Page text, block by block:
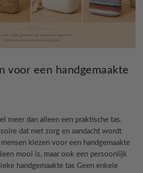
voor een handgemaakte
meer dan alleen een praktische tas.
dat met zorg en aandacht wordt
kiezen voor een handgemaakte
mooi is, maar ook een persoonlijk
handgemaakte tas Geen enkele